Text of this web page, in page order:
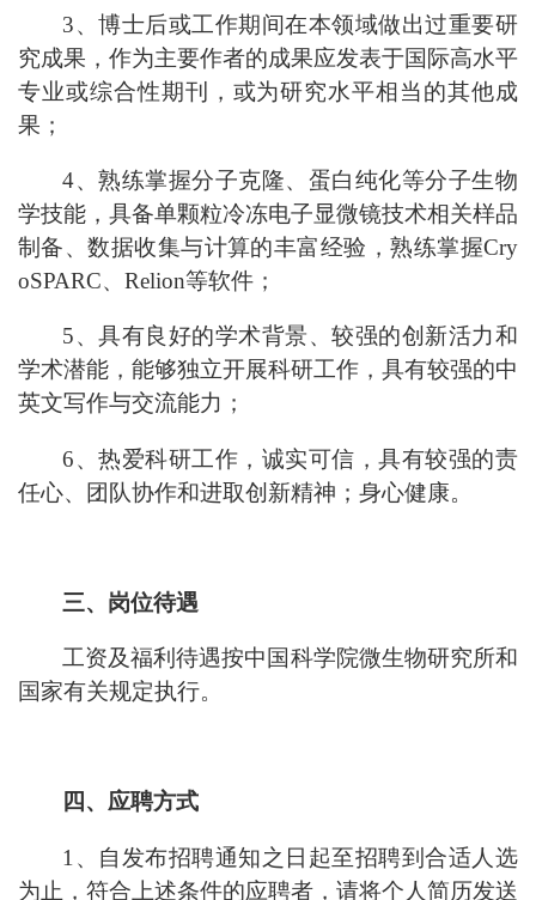
3、博士后或工作期间在本领域做出过重要研
究成果，作为主要作者的成果应发表于国际高水平
专业或综合性期刊，或为研究水平相当的其他成
果；
4、熟练掌握分子克隆、蛋白纯化等分子生物
学技能，具备单颗粒冷冻电子显微镜技术相关样品
制备、数据收集与计算的丰富经验，熟练掌握Cry
oSPARC、Relion等软件；
5、具有良好的学术背景、较强的创新活力和
学术潜能，能够独立开展科研工作，具有较强的中
英文写作与交流能力；
6、热爱科研工作，诚实可信，具有较强的责
任心、团队协作和进取创新精神；身心健康。
三、岗位待遇
工资及福利待遇按中国科学院微生物研究所和
国家有关规定执行。
四、应聘方式
1、自发布招聘通知之日起至招聘到合适人选
为止，符合上述条件的应聘者，请将个人简历发送